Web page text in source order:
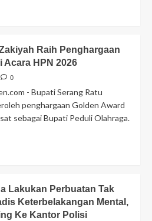
Raih Penghargaan
Acara HPN 2026
0
- Bupati Serang Ratu
penghargaan Golden Award
sebagai Bupati Peduli Olahraga.
Lakukan Perbuatan Tak
Keterbelakangan Mental,
Ke Kantor Polisi